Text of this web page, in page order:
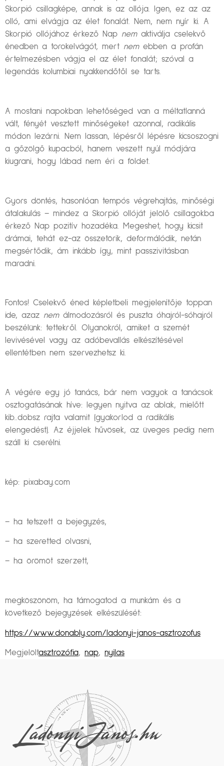
Skorpió csillagképe, annak is az ollója. Igen, ez az az
olló, ami elvágja az élet fonalát. Nem, nem nyír ki. A
Skorpió ollójához érkező Nap nemaktiválja cselekvő
énedben a torokelvágót, mert nemebben a profán
értelmezésben vágja el az élet fonalát; szóval a
legendás kolumbiai nyakkendőtől se tarts.
A mostani napokban lehetőséged van a méltatlanná
vált, fényét vesztett minőségeket azonnal, radikális
módon lezárni. Nem lassan, lépésről lépésre kicsoszogni
a gőzölgő kupacból, hanem veszett nyúl módjára
kiugrani, hogy lábad nem éri a földet.
Gyors döntés, hasonlóan tempós végrehajtás, minőségi
átalakulás – mindez a Skorpió ollóját jelölő csillagokba
érkező Nap pozitív hozadéka. Megeshet, hogy kicsit
drámai, tehát ez-az összetörik, deformálódik, netán
megsértődik, ám inkább így, mint passzivitásban
maradni.
Fontos! Cselekvő éned képletbeli megjelenítője toppan
ide, azaz nemálmodozásról és puszta óhajról-sóhajról
beszélünk: tettekről. Olyanokról, amiket a szemét
levivésével vagy az adóbevallás elkészítésével
ellentétben nem szervezhetsz ki.
A végére egy jó tanács, bár nem vagyok a tanácsok
osztogatásának híve: legyen nyitva az ablak, mielőtt
kib..dobsz rajta valamit (gyakorlod a radikális
elengedést). Az éjjelek hűvösek, az üveges pedig nem
száll ki cserélni.
kép: pixabay.com
– ha tetszett a bejegyzés,
– ha szeretted olvasni,
– ha örömöt szerzett,
megköszönöm, ha támogatod a munkám és a
következő bejegyzések elkészülését:
https://www.donably.com/ladonyi-janos-asztrozofus
Megjelöltasztrozófia, nap, nyilas